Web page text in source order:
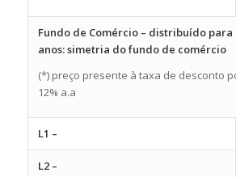
Fundo de Comércio – distribuído para
anos: simetria do fundo de comércio
(*) preço presente à taxa de desconto
12% a.a
L1 –
L2 –